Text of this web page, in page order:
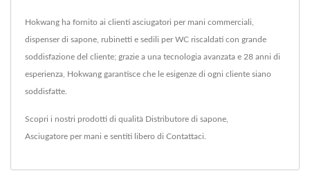
Hokwang ha fornito ai clienti asciugatori per mani commerciali,
dispenser di sapone, rubinetti e sedili per WC riscaldati con grande
soddisfazione del cliente; grazie a una tecnologia avanzata e 28 anni di
esperienza, Hokwang garantisce che le esigenze di ogni cliente siano
soddisfatte.
Scopri i nostri prodotti di qualità Distributore di sapone
Asciugatore per mani e sentiti libero di Contattaci